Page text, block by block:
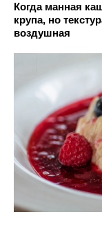
Когда манная
крупа, но
воздушная